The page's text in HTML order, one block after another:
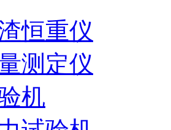
恒重仪
测定仪
机